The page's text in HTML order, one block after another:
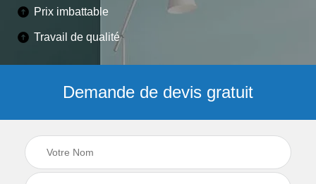
Prix imbattable
Travail de qualité
Demande de devis gratuit